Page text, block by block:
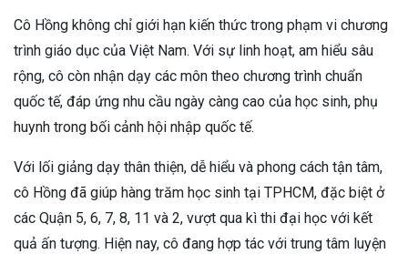
Cô Hồng không chỉ giới hạn kiến thức trong phạm vi chương
trình giáo dục của Việt Nam. Với sự linh hoạt, am hiểu sâu
rộng, cô còn nhận dạy các môn theo chương trình chuẩn
quốc tế, đáp ứng nhu cầu ngày càng cao của học sinh, phụ
huynh trong bối cảnh hội nhập quốc tế.
Với lối giảng dạy thân thiện, dễ hiểu và phong cách tận tâm,
cô Hồng đã giúp hàng trăm học sinh tại TPHCM, đặc biệt ở
các Quận 5, 6, 7, 8, 11 và 2, vượt qua kì thi đại học với kết
quả ấn tượng. Hiện nay, cô đang hợp tác với trung tâm luyện